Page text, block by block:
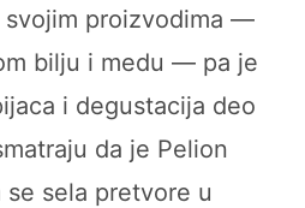
svojim proizvodima —
bilju i medu — pa je
i degustacija deo
da je Pelion
sela pretvore u